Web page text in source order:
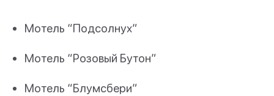
Мотель “Подсолнух”
Мотель “Розовый Бутон”
Мотель “Блумсбери”